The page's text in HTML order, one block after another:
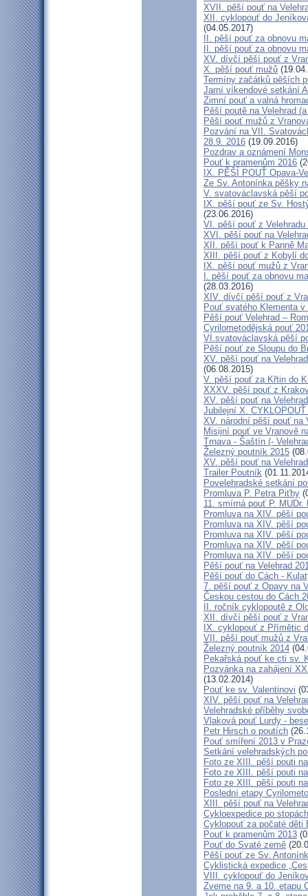
XVII. pěší pouť na
XII. cyklopouť do
(04.05.2017)
II. pěší pouť za obnovu
II. pěší pouť za obnovu
XV. dívčí pěší pouť z
X. pěší pouť mužů
Termíny začátků pěších
Jarní víkendové setkání
Zimní pouť a valná
Pěší poutě na Velehrad
Pěší pouť mužů z
Pozvání na VII.
28.9. 2016 (19.09.2016)
Pozdrav a oznámení
Pouť k pramenům 2016
IX. PĚŠÍ POUŤ Opava-
Ze Sv. Antonínka pěšky
V. svatováclavská pěší
IX. pěší pouť ze Sv.
(23.06.2016)
VI. pěší pouť z
XVI. pěší pouť na
XII. pěší pouť k Panně
XIII. pěší pouť z Kobylí
IX. pěší pouť mužů z
I. pěší pouť za obnovu
(28.03.2016)
XIV. dívčí pěší pouť z
Pouť svatého Klementa
Pěší pouť Velehrad –
Cyrilometodějská pouť
VI.svatováclavská pěší
Pěší pouť ze Sloupu do
XV. pěší pouť na
(06.08.2015)
V. pěší pouť za Křtin do
XXXV. pěší pouť z
XV. pěší pouť na
Jubilejní X.
XV. národní pěší pouť na
Misijní pouť ve Vranově
Trnava - Šaštín (-
Železný poutník 2015
XV. pěší pouť na
Trailer Poutník
Povelehradské setkání
Promluva P. Petra Piťhy
11. smírná pouť P.
Promluva na XIV. pěší
Promluva na XIV. pěší
Promluva na XIV. pěší
Promluva na XIV. pěší
Promluva na XIV. pěší
Pěší pouť na Velehrad
Pěší pouť do Cách -
7. pěší pouť z Opavy na
Českou cestou do Cách
II. ročník cyklopoutě z
XII. dívčí pěší pouť z
IX. cyklopouť z Přímětic
VII. pěší pouť mužů z
Železný poutník 2014
Pekařská pouť ke cti sv.
Pozvánka na zahájení
(13.02.2014)
Pouť ke sv. Valentinovi
XIV. pěší pouť na
Velehradské příběhy
Vlaková pouť Lurdy -
Petr Hirsch o poutích
Pouť smíření 2013 v
Setkání velehradských
Foto ze XIII. pěší pouti
Foto ze XIII. pěší pouti
Foto ze XIII. pěší pouti
Poslední etapy
XIII. pěší pouť na
Cykloexpedice po
Cyklopouť za počaté děti
Pouť k pramenům 2013
Pouť do Svaté země
Pěší pouť ze Sv.
Cyklistická expedice
VIII. cyklopouť do
Zveme na 9. a 10. etapu